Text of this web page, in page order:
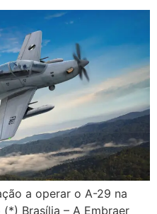
a operar o A-29 na
Brasília – A Embraer